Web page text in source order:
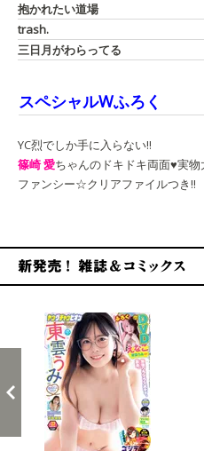
抱かれたい道場
trash.
三日月がわらってる
スペシャルWふろく
YC烈でしか手に入らない!!
篠崎 愛ちゃんのドキドキ両面♥実
ファンシー☆クリアファイルつき!!